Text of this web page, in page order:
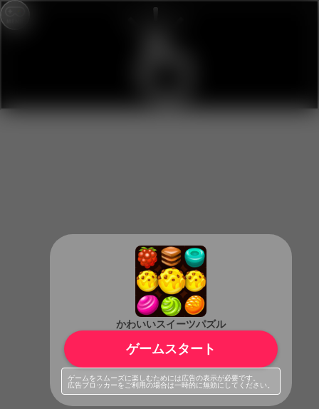
かわいいスイーツパズル
ゲームスタート
ゲームをスムーズに楽しむためには広告の表示が必要です。
広告ブロッカーをご利用の場合は一時的に無効にしてください。